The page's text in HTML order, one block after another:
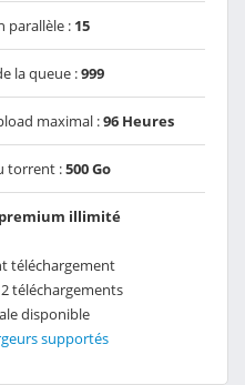
parallèle : 15
la queue :999
maximal :96 Heures
torrent :500 Go
illimité
téléchargement
téléchargements
disponible
supportés